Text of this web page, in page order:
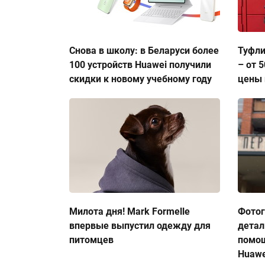
Снова в школу: в Беларуси более
100 устройств Huawei получили
скидки к новому учебному году
– от
цены
Милота дня! Mark Formelle
впервые выпустил одежду для
питомцев